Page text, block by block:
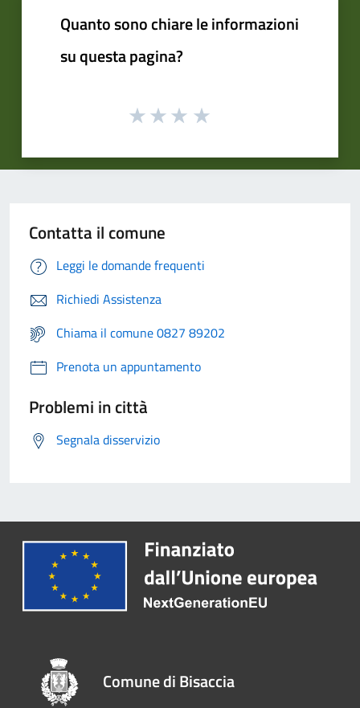
Quanto sono chiare le informazioni
su questa pagina?
Contatta il comune
Leggi le domande frequenti
Richiedi Assistenza
Chiama il comune 0827 89202
Prenota un appuntamento
Problemi in città
Segnala disservizio
Comune di Bisaccia